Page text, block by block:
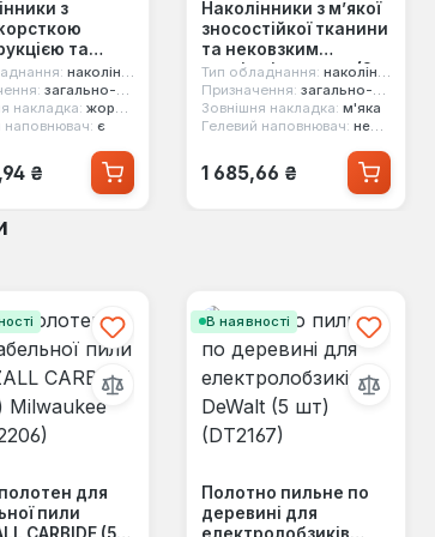
з
та
(2 шт.)
(FMST82959-
наколінники
загально-будівельні роботи
накладка: жорстка
наповнювач: є
ціна:
₴
Наколінники з м’якої
зносостійкої тканини
та нековзким
зовнішнім шаром (2
шт.) Stanley
FMST82962-1
Тип обладнання: наколінники
Призначення: загально-будівельні роботи
Зовнішня накладка: м'яка
Гелевий наповнювач: немає
Звичайна ціна:
1 685,66 ₴
для
пили
В наявності
Полотно пильне по
деревині для